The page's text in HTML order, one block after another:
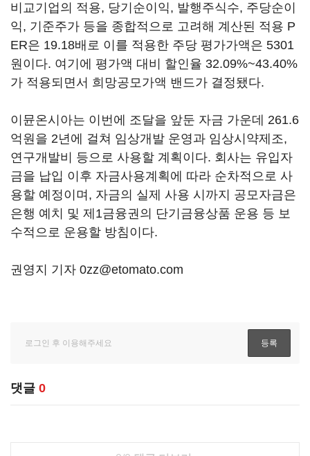
비교기업의 적용, 당기순이익, 발행주식수, 주당순이
익, 기준주가 등을 종합적으로 고려해 계산된 적용 P
ER은 19.18배로 이를 적용한 주당 평가가액은 5301
원이다. 여기에 평가액 대비 할인율 32.09%~43.40%
가 적용되면서 희망공모가액 밴드가 결정됐다.
이뮨온시아는 이번에 조달을 앞둔 자금 가운데 261.6
억원을 2년에 걸쳐 임상개발 운영과 임상시약제조,
연구개발비 등으로 사용할 계획이다. 회사는 유입자
금을 납입 이후 자금사용계획에 따라 순차적으로 사
용할 예정이며, 자금의 실제 사용 시까지 공모자금은
은행 예치 및 제1금융권의 단기금융상품 운용 등 보
수적으로 운용할 방침이다.
권영지 기자 0zz@etomato.com
댓글 0